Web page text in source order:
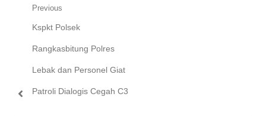
Navigasi
pos
Previous
Previous
post:
Kspkt Polsek
Rangkasbitung Polres
Lebak dan Personel Giat
Patroli Dialogis Cegah C3